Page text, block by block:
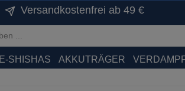
Versandkostenfrei ab 49 €
E-SHISHAS AKKUTRÄGER